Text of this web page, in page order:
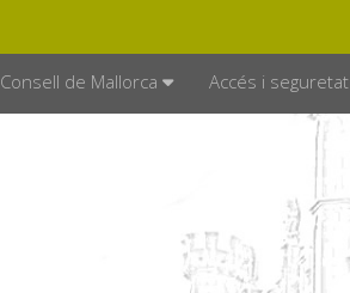
Consell de Mallorca Accés i seguretat